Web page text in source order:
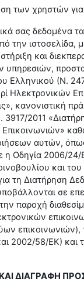
των χρηστών για
σας δεδομένα
την ιστοσελίδα,
και
υπηρεσιών,
Ελληνικού (Ν.
Ηλεκτρονικών
κανονιστική
3917/2011
αυτών,
η Οδηγία 2006/24/
και
τη Διατήρηση
σε
παροχή
επικοινωνιών),
2002/58/ΕΚ) και
ΔΙΑΓΡΑΦΗ